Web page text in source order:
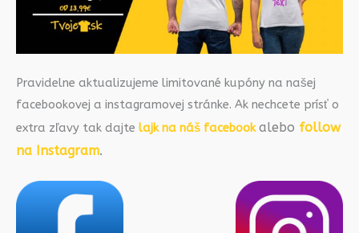
Pravidelne aktualizujeme limitované kupóny na našej
facebookovej a instagramovej stránke. Ak nechcete prísť o
extra zľavy tak dajte lajk na náš facebookalebo follow
na Instagram.